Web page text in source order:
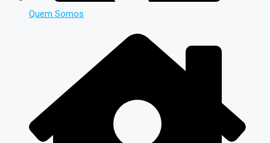
Quem Somos